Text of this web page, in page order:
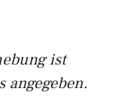
ist
angegeben.